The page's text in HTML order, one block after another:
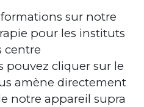
sur notre
pour les instituts
centre
pouvez cliquer sur le
amène directement
notre appareil supra